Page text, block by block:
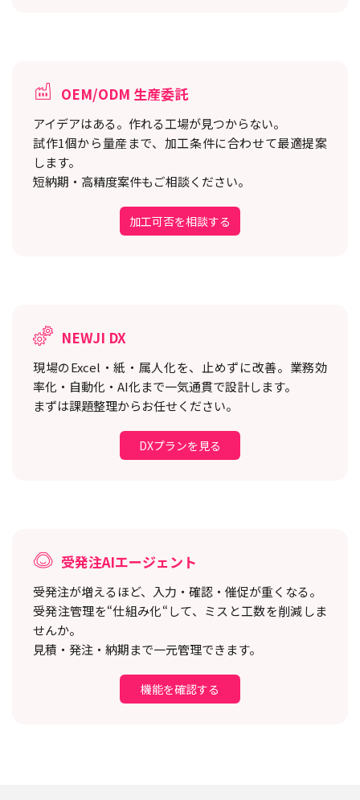
OEM/ODM 生産委託
アイデアはある。作れる工場が見つからない。
試作1個から量産まで、加工条件に合わせて最適提案
します。
短納期・高精度案件もご相談ください。
加工可否を相談する
NEWJI DX
現場のExcel・紙・属人化を、止めずに改善。 業務効
率化・自動化・AI化まで一気通貫で設計します。
まずは課題整理からお任せください。
DXプランを見る
受発注AIエージェント
受発注が増えるほど、入力・確認・催促が重くなる。
受発注管理を“仕組み化“して、ミスと工数を削減しま
せんか。
見積・発注・納期まで一元管理できます。
機能を確認する